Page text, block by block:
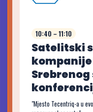
10:40 – 11:10
Satelitski
kompanije
"Mjesto Tecentriq-a u